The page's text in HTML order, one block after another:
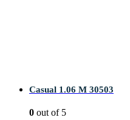
Casual 1.06 M 30503
0 out of 5